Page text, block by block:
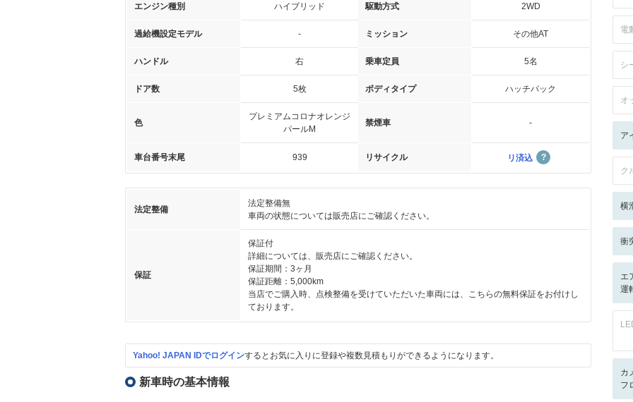
エンジン種別 ハイブリッド 駆動方式 2WD
過給機設定モデル - ミッション その他AT
ハンドル 右 乗車定員 5名
ドア数 5枚 ボディタイプ ハッチバック
色
プレミアムコロナオレンジ
パールM
禁煙車 -
車台番号末尾 939 リサイクル リ済込
法定整備
法定整備無
車両の状態については販売店にご確認ください。
保証
保証付
詳細については、販売店にご確認ください。
保証期間：3ヶ月
保証距離：5,000km
当店でご購入時、点検整備を受けていただいた車両には、こちらの無料保証をお付けし
ております。
Yahoo! JAPAN IDでログインするとお気に入りに登録や複数見積もりができるようになります。
新車時の基本情報
電
シ
オ
ア
ク
横
衝
エ
運
カ
フ